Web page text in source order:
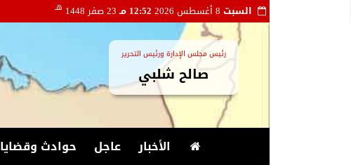
السبت 12:52 مـ 23 صفر 1448 هـ
رئيس مجلس الإدارة ورئيس التحرير
صالح شلبي
الأخبار عاجل حوادث وقضايا